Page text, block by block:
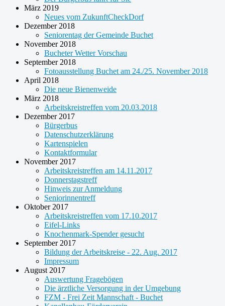
März 2019
Neues vom ZukunftCheckDorf
Dezember 2018
Seniorentag der Gemeinde Buchet
November 2018
Bucheter Wetter Vorschau
September 2018
Fotoausstellung Buchet am 24./25. November 2018
April 2018
Die neue Bienenweide
März 2018
Arbeitskreistreffen vom 20.03.2018
Dezember 2017
Bürgerbus
Datenschutzerklärung
Kartenspielen
Kontaktformular
November 2017
Arbeitskreistreffen am 14.11.2017
Donnerstagstreff
Hinweis zur Anmeldung
Seniorinnentreff
Oktober 2017
Arbeitskreistreffen vom 17.10.2017
Eifel-Links
Knochenmark-Spender gesucht
September 2017
Bildung der Arbeitskreise - 22. Aug. 2017
Impressum
August 2017
Auswertung Fragebögen
Die ärztliche Versorgung in der Umgebung
FZM - Frei Zeit Mannschaft - Buchet